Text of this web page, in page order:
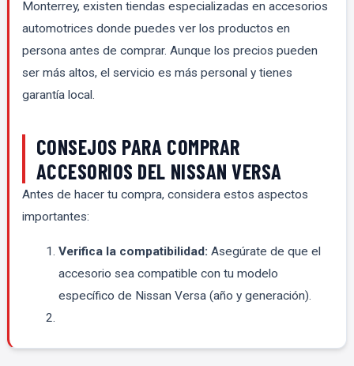
Monterrey, existen tiendas especializadas en accesorios
automotrices donde puedes ver los productos en
persona antes de comprar. Aunque los precios pueden
ser más altos, el servicio es más personal y tienes
garantía local.
CONSEJOS PARA COMPRAR
ACCESORIOS DEL NISSAN VERSA
Antes de hacer tu compra, considera estos aspectos
importantes:
Verifica la compatibilidad: Asegúrate de que el
accesorio sea compatible con tu modelo
específico de Nissan Versa (año y generación).